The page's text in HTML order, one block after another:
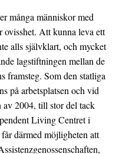
många människor med
Att kunna leva ett
alls självklart, och mycket
lagstiftningen mellan de
framsteg. Som den statliga
på arbetsplatsen och vid
2004, till stor del tack
Living Centret i
därmed möjligheten att